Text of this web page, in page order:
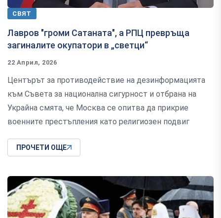
СВЯТ
Лавров "громи Сатаната", а РПЦ превръща
загиналите окупатори в „светци“
22 Април, 2026
Центърът за противодействие на дезинформацията
към Съвета за национална сигурност и отбрана на
Украйна смята, че Москва се опитва да прикрие
военните престъпления като религиозен подвиг
ПРОЧЕТИ ОЩЕ